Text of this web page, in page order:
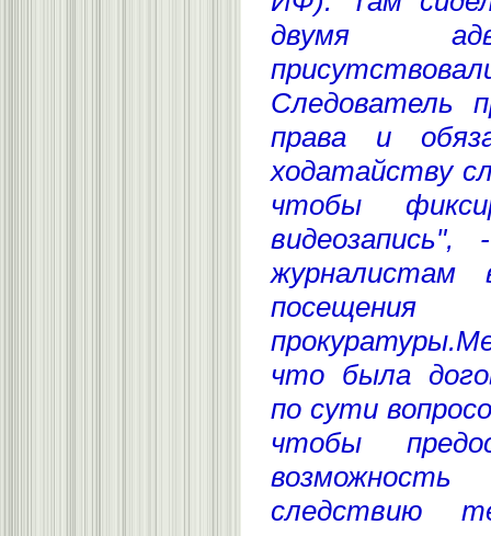
двумя
Следователь
права и
ходатайству
чтобы
видеозапись",
журналистам
что была
по сути
чтобы
возможность
следствию